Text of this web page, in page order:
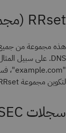
RRset (مجموعة سجلات الموارد)
هذه مجموعة من جميع
لتكوين مجموعة RRset.
سجلات NSEC (السجلات الآمنة التالية)